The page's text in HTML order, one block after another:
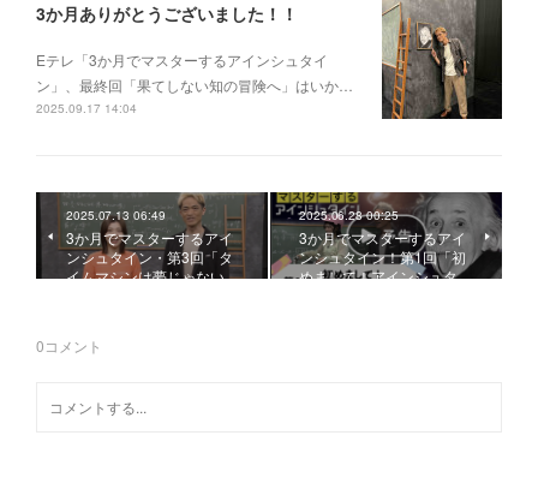
3か月ありがとうございました！！
Eテレ「3か月でマスターするアインシュタイ
ン」、最終回「果てしない知の冒険へ」はいか…
2025.09.17 14:04
2025.07.13 06:49
3か月でマスターするアイ
ンシュタイン・第3回「タ
イムマシンは夢じゃない…
2025.06.28 00:25
3か月でマスターするアイ
ンシュタイン！第1回「初
めまして！アインシュタ…
0コメント